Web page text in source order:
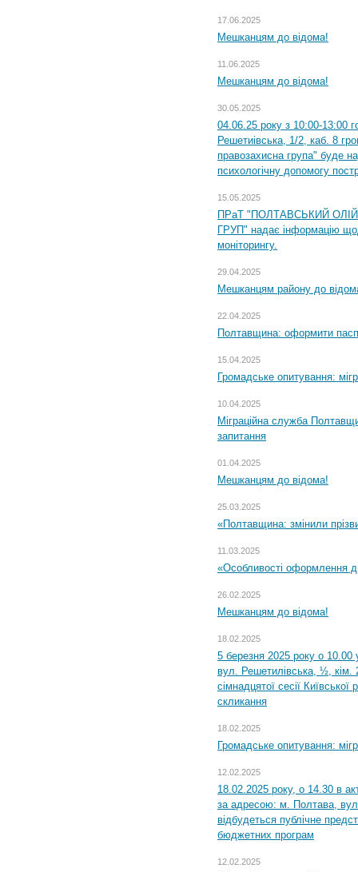
17.06.2025
Мешканцям до відома!
11.06.2025
Мешканцям до відома!
30.05.2025
04.06.25 року з 10:00-13:00
Решетиівська, 1/2, каб. 8
правозахисна група" буде
психологічну допомогу
15.05.2025
ПРаТ "ПОЛТАВСЬКИЙ
ГРУП" надає інформацію
моніторингу.
29.04.2025
Мешканцям району до
22.04.2025
Полтавщина: оформити
15.04.2025
Громадське опитування:
10.04.2025
Міграційна служба
запитання
01.04.2025
Мешканцям до відома!
25.03.2025
«Полтавщина: змінили
11.03.2025
«Особливості оформлення
26.02.2025
Мешканцям до відома!
18.02.2025
5 березня 2025 року о 10.00
вул. Решетилівська, ½, кім.
сімнадцятої сесії
скликання
18.02.2025
Громадське опитування:
12.02.2025
18.02.2025 року, о 14.30 в
за адресою: м. Полтава,
відбудеться публічне
бюджетних програм
12.02.2025